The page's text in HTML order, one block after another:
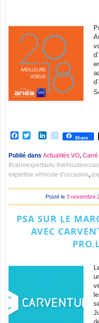
Facebook
TwitterLinkedIn
viadeoShare
Publié dans Actualités VO, Carré
#carreexpertauto
expertise véhicule d'occasion,
Posté le 3 novembre
PSA SUR LE
AVEC